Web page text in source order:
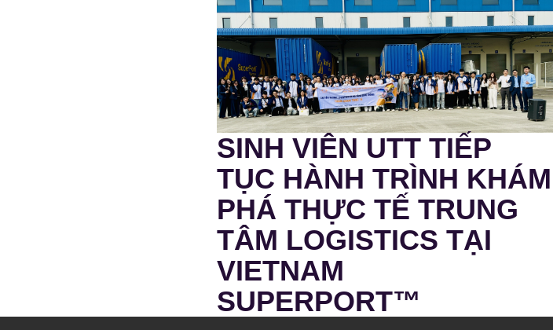
SINH VIÊN UTT TIẾP
TỤC HÀNH TRÌNH KHÁM
PHÁ THỰC TẾ TRUNG
TÂM LOGISTICS TẠI
VIETNAM
SUPERPORT™